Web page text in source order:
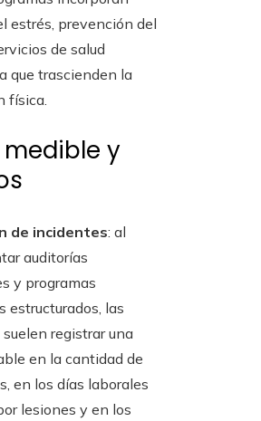
estrés, prevención del
de salud
que trascienden la
física.
y
de incidentes: al
auditorías
y programas
estructurados, las
registrar una
en la cantidad de
en los días laborales
lesiones y en los